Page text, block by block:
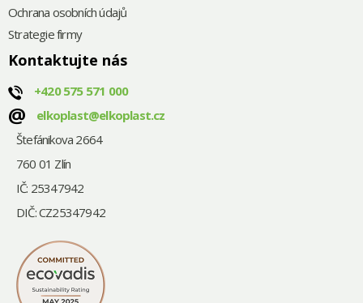
Ochrana osobních údajů
Strategie firmy
Kontaktujte nás
+420575 571 000
@
elkoplast@elkoplast.cz
Štefánikova 2664
760 01 Zlín
IČ: 25347942
DIČ: CZ25347942